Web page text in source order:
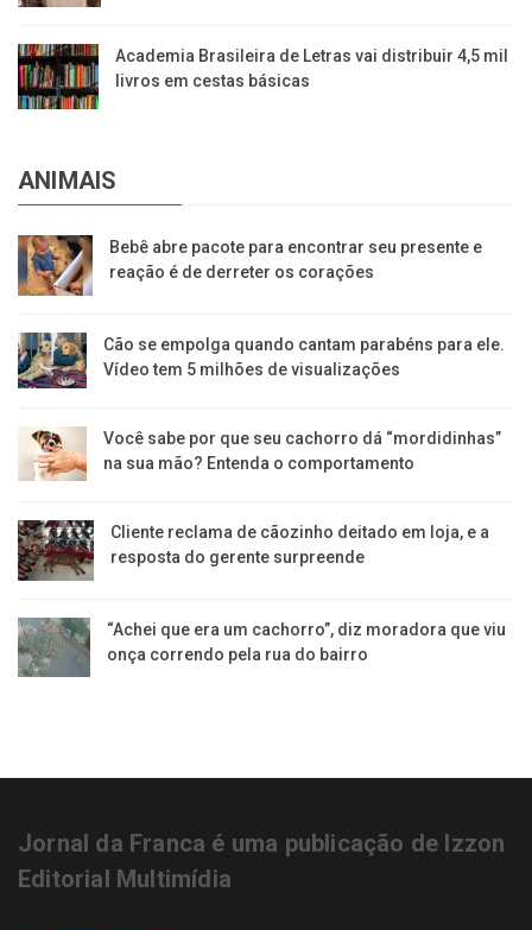
Academia Brasileira de Letras vai distribuir 4,5 mil
livros em cestas básicas
ANIMAIS
Bebê abre pacote para encontrar seu presente e
reação é de derreter os corações
Cão se empolga quando cantam parabéns para ele.
Vídeo tem 5 milhões de visualizações
Você sabe por que seu cachorro dá “mordidinhas”
na sua mão? Entenda o comportamento
Cliente reclama de cãozinho deitado em loja, e a
resposta do gerente surpreende
“Achei que era um cachorro”, diz moradora que viu
onça correndo pela rua do bairro
Jornal da Franca é uma publicação de Izzon
Editorial Multimídia